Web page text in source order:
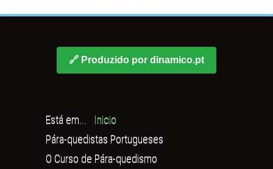
🔗 Produzido por dinamico.pt
Está em...
Inicio
Pára-quedistas Portugueses
O Curso de Pára-quedismo